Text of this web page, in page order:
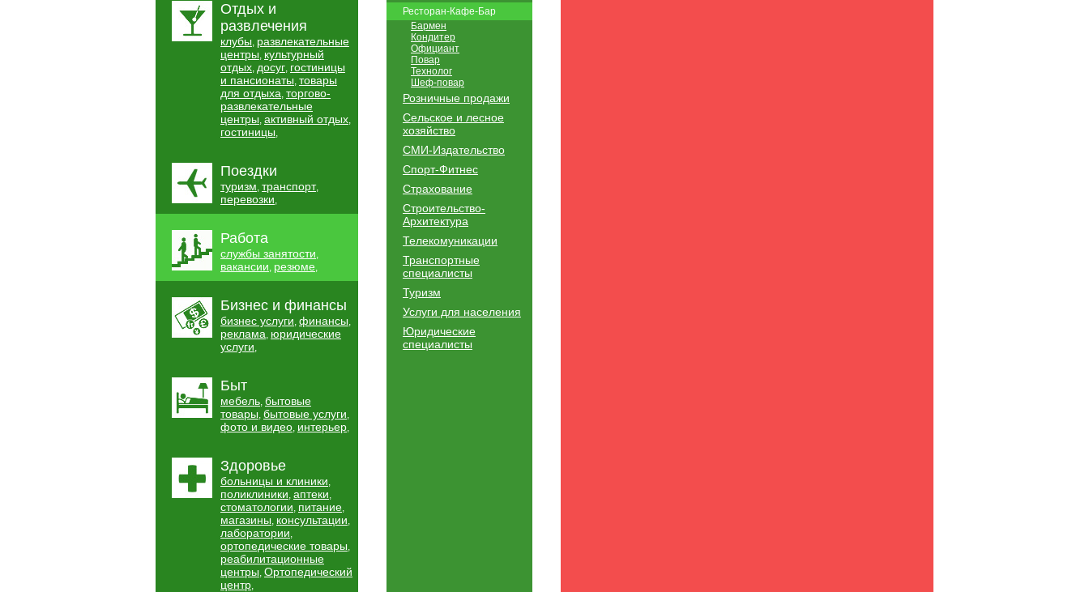
Отдых и
развлечения
клубы, развлекательные
центры, культурный
отдых, досуг, гостиницы
и пансионаты, товары
для отдыха, торгово-
развлекательные
центры, активный отдых,
гостиницы,
Поездки
туризм, транспорт,
перевозки,
Работа
службы занятости,
вакансии, резюме,
Бизнес и финансы
бизнес услуги, финансы,
реклама, юридические
услуги,
Быт
мебель, бытовые
товары, бытовые услуги,
фото и видео, интерьер,
Здоровье
больницы и клиники,
поликлиники, аптеки,
стоматологии, питание,
магазины, консультации,
лаборатории,
ортопедические товары,
реабилитационные
центры, Ортопедический
центр,
Ресторан-Кафе-Бар
Бармен
Кондитер
Официант
Повар
Технолог
Шеф-повар
Розничные продажи
Сельское и лесное
хозяйство
СМИ-Издательство
Спорт-Фитнес
Страхование
Строительство-
Архитектура
Телекомуникации
Транспортные
специалисты
Туризм
Услуги для населения
Юридические
специалисты